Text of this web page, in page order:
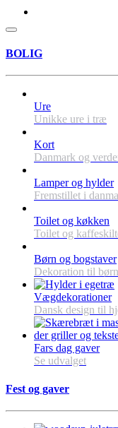
BOLIG
Ure
Unikke ure i træ
Kort
Danmark og
Lamper og hylder
Fremstillet i
Toilet og køkken
Toilet og
Børn og bogstaver
Dekoration til
Vægdekorationer
Dansk design til
Fars dag gaver
Se udvalget
Fest og gaver